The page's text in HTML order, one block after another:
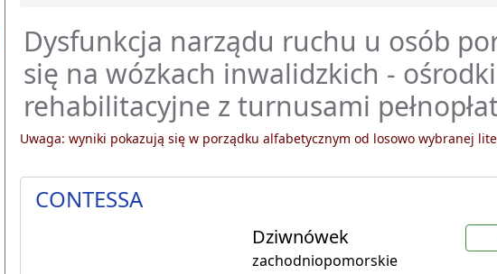
Dysfunkcja narządu ruchu u osób
się na wózkach inwalidzkich - ośrodki
rehabilitacyjne z turnusami
Uwaga: wyniki pokazują się w porządku alfabetycznym od losowo wybranej
CONTESSA
Dziwnówek
zachodniopomorskie